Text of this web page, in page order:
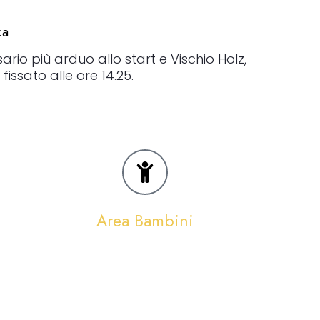
affollate e ben riuscite con un clou in
più arduo allo start e Vischio Holz,
alle ore 14.25.
Area Bambini